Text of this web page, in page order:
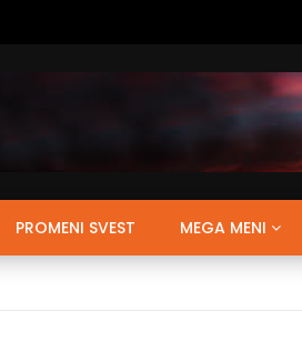
PROMENI SVEST MEGA MENI